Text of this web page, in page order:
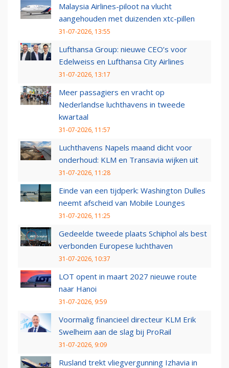
Malaysia Airlines-piloot na vlucht
aangehouden met duizenden xtc-pillen
31-07-2026, 13:55
Lufthansa Group: nieuwe CEO’s voor
Edelweiss en Lufthansa City Airlines
31-07-2026, 13:17
Meer passagiers en vracht op
Nederlandse luchthavens in tweede
kwartaal
31-07-2026, 11:57
Luchthavens Napels maand dicht voor
onderhoud: KLM en Transavia wijken uit
31-07-2026, 11:28
Einde van een tijdperk: Washington Dulles
neemt afscheid van Mobile Lounges
31-07-2026, 11:25
Gedeelde tweede plaats Schiphol als best
verbonden Europese luchthaven
31-07-2026, 10:37
LOT opent in maart 2027 nieuwe route
naar Hanoi
31-07-2026, 9:59
Voormalig financieel directeur KLM Erik
Swelheim aan de slag bij ProRail
31-07-2026, 9:09
Rusland trekt vliegvergunning Izhavia in